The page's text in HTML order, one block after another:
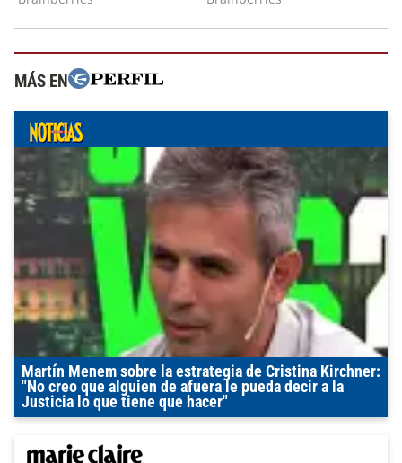
MÁS EN
Martín Menem sobre la estrategia de Cristina Kirchner:
"No creo que alguien de afuera le pueda decir a la
Justicia lo que tiene que hacer"